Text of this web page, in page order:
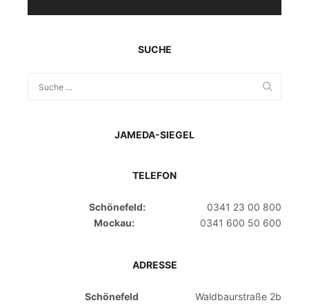
SUCHE
JAMEDA-SIEGEL
TELEFON
Schönefeld:
0341 23 00 800
Mockau:
0341 600 50 600
ADRESSE
Schönefeld
Waldbaurstraße 2b